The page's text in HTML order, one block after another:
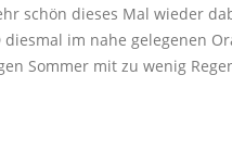
schön dieses Mal wieder
im nahe gelegenen
Sommer mit zu wenig